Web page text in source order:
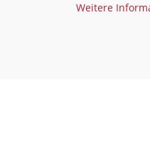
Weitere